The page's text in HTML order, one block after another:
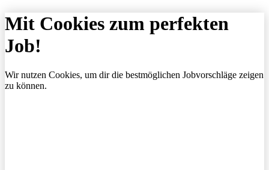
Mit Cookies zum perfekten
Job!
Wir nutzen Cookies, um dir die bestmöglichen Jobvorschläge zeigen
zu können.